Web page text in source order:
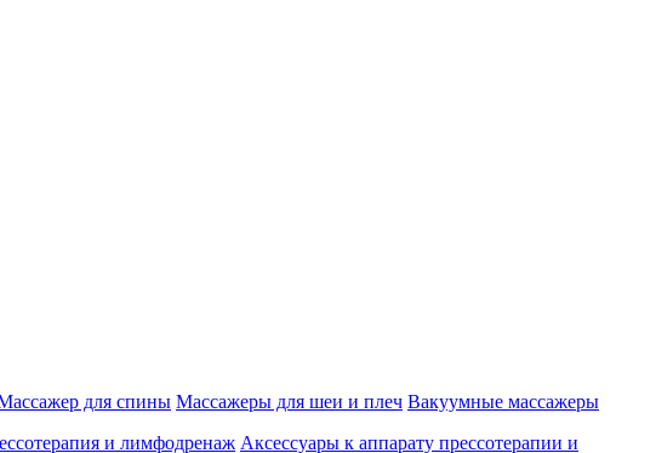
для спины Массажеры для шеи и плеч Вакуумные массажеры
и лимфодренаж Аксессуары к аппарату прессотерапии и